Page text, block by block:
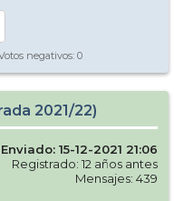
negativos: 0
2021/22)
Enviado: 15-12-2021 21:06
Registrado: 12 años antes
Mensajes: 439